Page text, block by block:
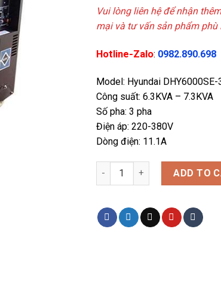
Vui lòng liên hệ để nhận
mại và tư vấn sản phẩm phù
Hotline-Zalo: 0982.890.698
Model: Hyundai DHY6000SE-
Công suất: 6.3KVA – 7.3KVA
Số pha: 3 pha
Điện áp: 220-380V
Dòng điện: 11.1A
Máy phát điện chạy dầu 6kva
ADD TO